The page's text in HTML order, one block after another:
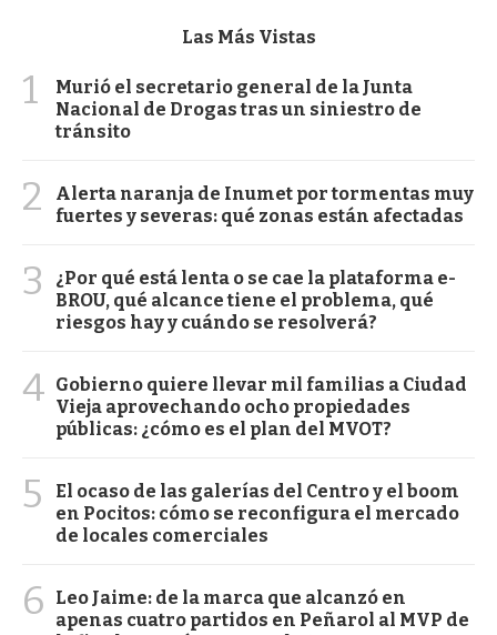
Las Más Vistas
1
Murió el secretario general de la Junta
Nacional de Drogas tras un siniestro de
tránsito
2
Alerta naranja de Inumet por tormentas muy
fuertes y severas: qué zonas están afectadas
3
¿Por qué está lenta o se cae la plataforma e-
BROU, qué alcance tiene el problema, qué
riesgos hay y cuándo se resolverá?
4 Gobierno quiere llevar mil familias a Ciudad
Vieja aprovechando ocho propiedades
públicas: ¿cómo es el plan del MVOT?
5
El ocaso de las galerías del Centro y el boom
en Pocitos: cómo se reconfigura el mercado
de locales comerciales
6
Leo Jaime: de la marca que alcanzó en
apenas cuatro partidos en Peñarol al MVP de